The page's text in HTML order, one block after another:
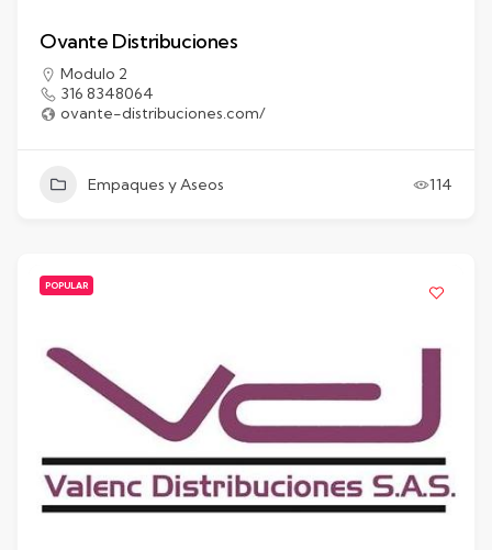
Ovante Distribuciones
Modulo 2
316 8348064
ovante-distribuciones.com/
Empaques y Aseos 114
POPULAR